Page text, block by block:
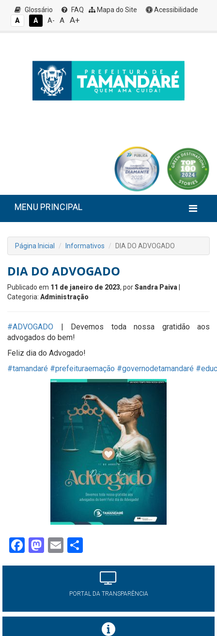
Glossário FAQ Mapa do Site
Acessibilidade
A
A A- A A+
MENU PRINCIPAL
Página Inicial Informativos DIA DO ADVOGADO
DIA DO ADVOGADO
Publicado em 11 de janeiro de 2023, porSandra Paiva
Categoria: Administração
#ADVOGADO | Devemos toda nossa gratidão aos
advogados do bem!
Feliz dia do Advogado!
#tamandaré #prefeituraemação #governodetamandaré
Facebook
Mastodon
Email
PORTAL DA TRANSPARÊNCIA